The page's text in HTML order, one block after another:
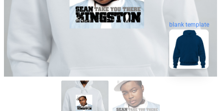
blank template